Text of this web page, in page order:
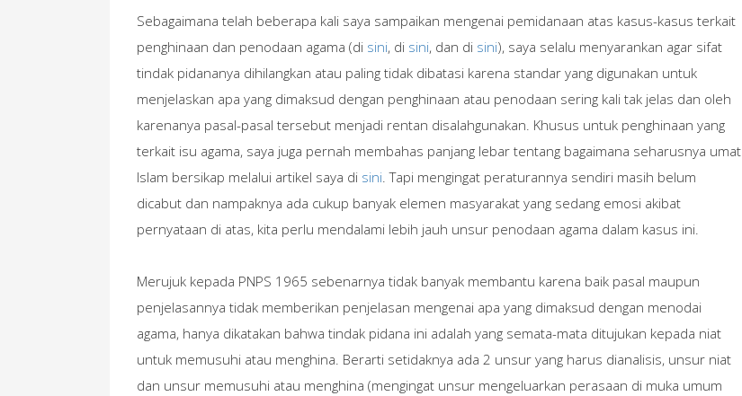
Sebagaimana telah beberapa kali saya sampaikan mengenai pemidanaan atas kasus-kasus terkait
penghinaan dan penodaan agama (di sini, di sini, dan di sini), saya selalu menyarankan agar sifat
tindak pidananya dihilangkan atau paling tidak dibatasi karena standar yang digunakan untuk
menjelaskan apa yang dimaksud dengan penghinaan atau penodaan sering kali tak jelas dan oleh
karenanya pasal-pasal tersebut menjadi rentan disalahgunakan. Khusus untuk penghinaan yang
terkait isu agama, saya juga pernah membahas panjang lebar tentang bagaimana seharusnya umat
Islam bersikap melalui artikel saya di sini. Tapi mengingat peraturannya sendiri masih belum
dicabut dan nampaknya ada cukup banyak elemen masyarakat yang sedang emosi akibat
pernyataan di atas, kita perlu mendalami lebih jauh unsur penodaan agama dalam kasus ini.
Merujuk kepada PNPS 1965 sebenarnya tidak banyak membantu karena baik pasal maupun
penjelasannya tidak memberikan penjelasan mengenai apa yang dimaksud dengan menodai
agama, hanya dikatakan bahwa tindak pidana ini adalah yang semata-mata ditujukan kepada niat
untuk memusuhi atau menghina. Berarti setidaknya ada 2 unsur yang harus dianalisis, unsur niat
dan unsur memusuhi atau menghina (mengingat unsur mengeluarkan perasaan di muka umum